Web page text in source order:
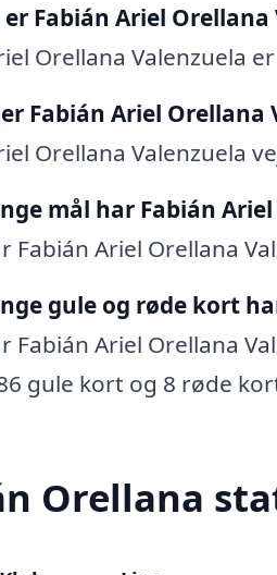
Fabián Ariel Orellana
Orellana Valenzuela
Fabián Ariel Orellana
Orellana Valenzuela
mål har Fabián
Fabián Ariel Orellana
gule og røde kort
Fabián Ariel Orellana
gule kort og 8 røde
Orellana